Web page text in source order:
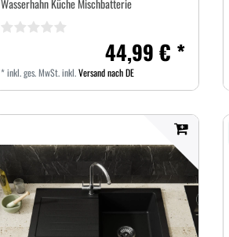
Wasserhahn Küche Mischbatterie
44,99 € *
*inkl. ges. MwSt.inkl.Versand nach DE